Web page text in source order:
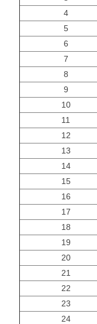
4
5
6
7
8
9
10
11
12
13
14
15
16
17
18
19
20
21
22
23
24